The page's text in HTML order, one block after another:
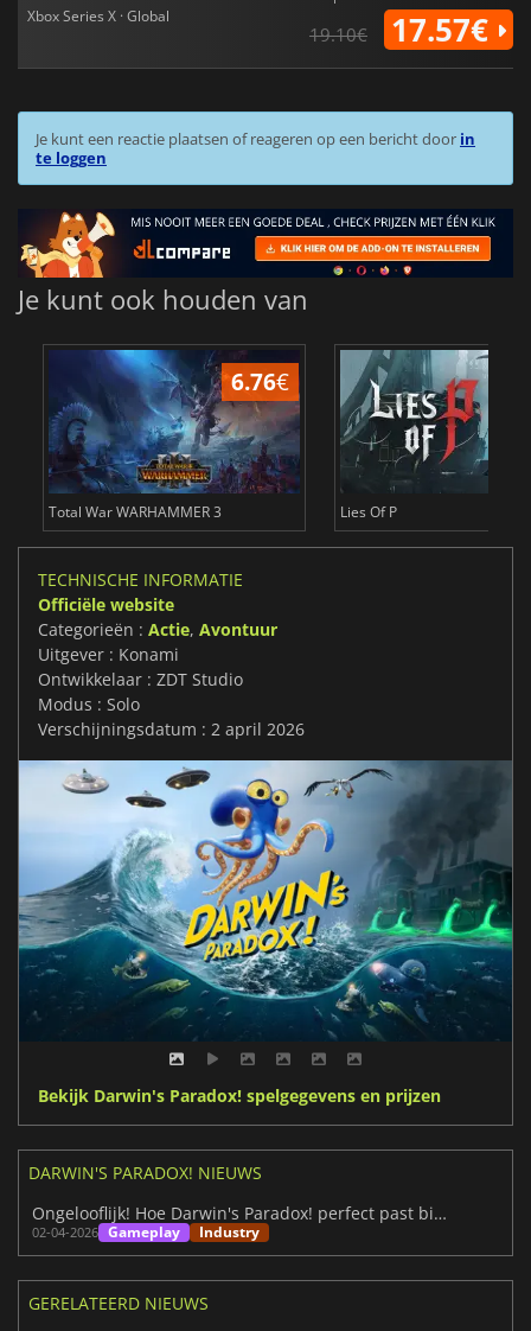
Xbox Series X · Global
19.10€ 17.57€
Je kunt een reactie plaatsen of reageren op een bericht door in
te loggen
Je kunt ook houden van
6.76€
Total War WARHAMMER 3 Lies Of P
TECHNISCHE INFORMATIE
Officiële website
Categorieën : Actie, Avontuur
Uitgever : Konami
Ontwikkelaar : ZDT Studio
Modus : Solo
Verschijningsdatum : 2 april 2026
Bekijk Darwin's Paradox! spelgegevens en prijzen
DARWIN'S PARADOX! NIEUWS
Ongelooflijk! Hoe Darwin's Paradox! perfect past bij onze Priesteres
02-04-2026 Gameplay Industry
GERELATEERD NIEUWS